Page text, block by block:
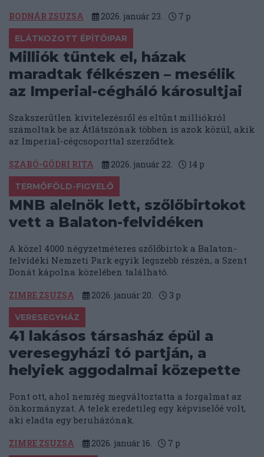
BODNÁR ZSUZSA 2026. január 23. 7 p
ELÁTKOZOTT ÉPÍTŐIPAR
Milliók tűntek el, házak
maradtak félkészen – mesélik
az Imperial-cégháló károsultjai
Szakszerűtlen kivitelezésről és eltűnt milliókról
számoltak be az Átlátszónak többen is azok közül, akik
az Imperial-cégcsoporttal szerződtek.
SZABÓ-GÖDRI RITA 2026. január 22. 14 p
TERMŐFÖLD-FIGYELŐ
MNB alelnök lett, szőlőbirtokot
vett a Balaton-felvidéken
A közel 4000 négyzetméteres szőlőbirtok a Balaton-
felvidéki Nemzeti Park egyik legszebb részén, a Szent
Donát kápolna közelében található.
ZIMRE ZSUZSA 2026. január 20. 3 p
VERESEGYHÁZ
41 lakásos társasház épül a
veresegyházi tó partján, a
helyiek aggodalmai közepette
Pont ott, ahol nemrég megváltoztatta a forgalmat az
önkormányzat. A telek eredetileg egy képviselőé volt,
aki eladta egy beruházónak.
ZIMRE ZSUZSA 2026. január 16. 7 p